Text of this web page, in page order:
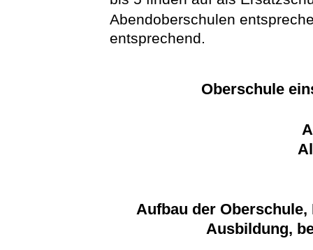
Abendoberschulen
entsprechend.
Oberschule
Aufbau der
Ausbildung,